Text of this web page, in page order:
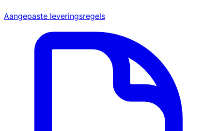
Aangepaste leveringsregels